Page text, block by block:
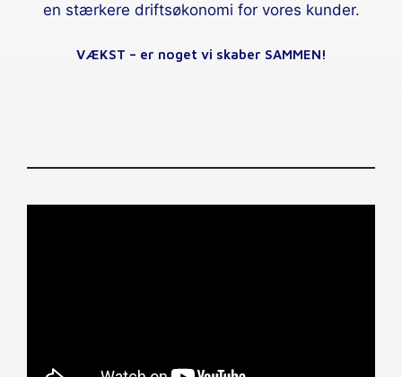
en stærkere driftsøkonomi for vores kunder.
VÆKST – er noget vi skaber SAMMEN!